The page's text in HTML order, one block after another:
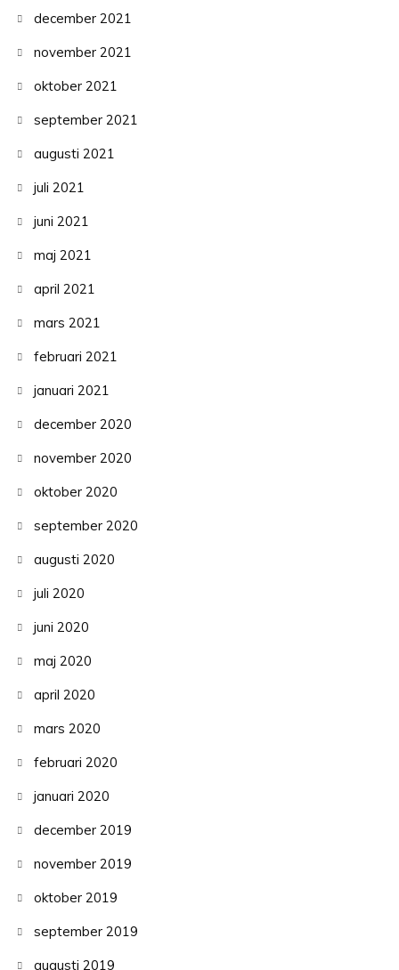
december 2021
november 2021
oktober 2021
september 2021
augusti 2021
juli 2021
juni 2021
maj 2021
april 2021
mars 2021
februari 2021
januari 2021
december 2020
november 2020
oktober 2020
september 2020
augusti 2020
juli 2020
juni 2020
maj 2020
april 2020
mars 2020
februari 2020
januari 2020
december 2019
november 2019
oktober 2019
september 2019
augusti 2019